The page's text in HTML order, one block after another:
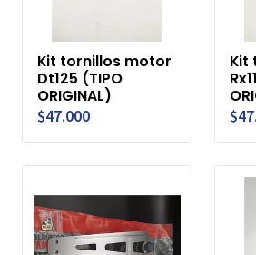
Kit tornillos motor
Dt125 (TIPO
ORIGINAL)
$47.000
Kit